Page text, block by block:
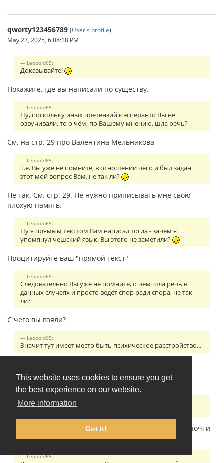
This website uses cookies to ensure you get
the best experience on our website.
More information
Got it!
qwerty123456789 (User's profile)
May 23, 2025, 6:08:18 PM
Leopold65:
Доказывайте!
Покажите, где вы написали по существу.
Leopold65:
Ну, поскольку иных претензий к эсперанто Вы не
озвучивали, то о чём, по Вашему мнению, шла речь?
См. на стр. 29 про Валентина Мельникова
Leopold65:
Т.е. Вы уже не помните, в отношении чего и был задан
этот мой вопрос Вам, не так ли?
Не так. См. стр. 29. Не нужно приписывать мне свою
плохую память.
Leopold65:
Ну я прямым текстом Вам написал тогда - зачем я
упомянул чешский язык. Вы этого не заметили?
Процитируйте ваш "прямой текст"
Leopold65:
Следовательно Вы уже не помните, о чем шла речь в
данных случаях и просто ведёт спор ради спора, не так
ли?
С чего вы взяли?
Leopold65:
Значит тут имеет место быть психическое расстройство...
психические расстройства. Резонёрство - симптом
Leopold65:
Почти везде:
Сначала вы пишете про "очевидные вещи", потом "почти
везде". По существу сказать нечего?
Leopold65: